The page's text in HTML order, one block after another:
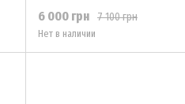
7 100 грн
6 000 грн
Нет в наличии